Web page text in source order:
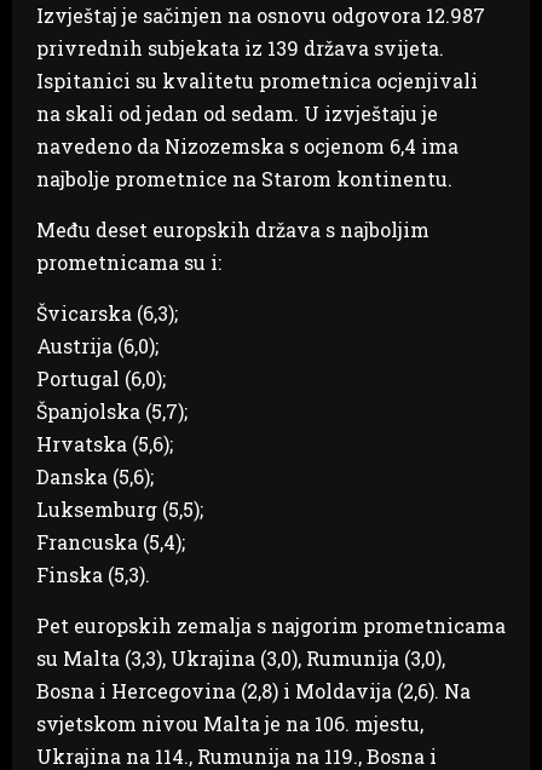
Izvještaj je sačinjen na osnovu odgovora 12.987
privrednih subjekata iz 139 država svijeta.
Ispitanici su kvalitetu prometnica ocjenjivali
na skali od jedan od sedam. U izvještaju je
navedeno da Nizozemska s ocjenom 6,4 ima
najbolje prometnice na Starom kontinentu.
Među deset europskih država s najboljim
prometnicama su i:
Švicarska (6,3);
Austrija (6,0);
Portugal (6,0);
Španjolska (5,7);
Hrvatska (5,6);
Danska (5,6);
Luksemburg (5,5);
Francuska (5,4);
Finska (5,3).
Pet europskih zemalja s najgorim prometnicama
su Malta (3,3), Ukrajina (3,0), Rumunija (3,0),
Bosna i Hercegovina (2,8) i Moldavija (2,6). Na
svjetskom nivou Malta je na 106. mjestu,
Ukrajina na 114., Rumunija na 119., Bosna i